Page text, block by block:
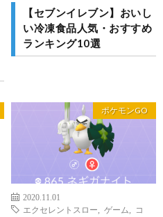
【セブンイレブン】おいし
い冷凍食品人気・おすすめ
ランキング10選
ポケモンGO
2020.11.01
エクセレントスロー
ゲーム
コ